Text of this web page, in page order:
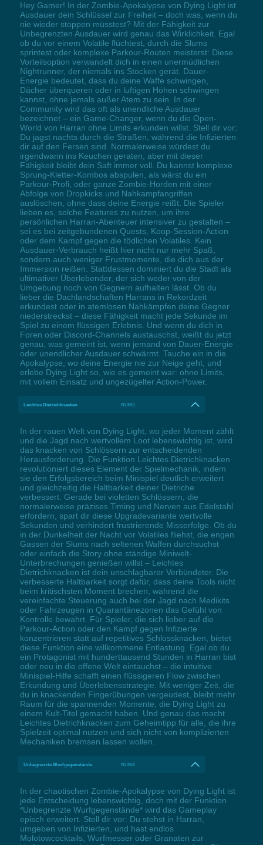
Hey Gamer! In der Zombie-Apokalypse von Dying Light ist
Ausdauer dein Schlüssel zur Freiheit – doch was, wenn du
nie wieder stoppen müsstest? Mit der Fähigkeit zur
Unbegrenzten Ausdauer wird genau das Wirklichkeit. Egal
ob du vor einem Volatile flüchtest, durch die Slums
sprintest oder komplexe Parkour-Routen meisterst: Diese
Vorteilsoption verwandelt dich in einen unermüdlichen
Nightrunner, der niemals ins Stocken gerät. Dauer-
Energie bedeutet, dass du deine Waffe schwingen,
Dächer überqueren oder in luftigen Höhen schwingen
kannst, ohne jemals außer Atem zu sein. In der
Community wird das oft als unendliche Ausdauer
bezeichnet – ein Game-Changer, wenn du die Open-
World von Harran ohne Limits erkunden willst. Stell dir vor:
Du jagst nachts durch die Straßen, während die Infizierten
dir auf den Fersen sind. Normalerweise würdest du
irgendwann ins Keuchen geraten, aber mit dieser
Fähigkeit bleibt dein Saft immer voll. Du kannst komplexe
Sprung-Kletter-Kombos abspulen, als wärst du ein
Parkour-Profi, oder ganze Zombie-Horden mit einer
Abfolge von Dropkicks und Nahkampfangriffen
auslöschen, ohne dass deine Energie reißt. Die Spieler
lieben es, solche Features zu nutzen, um ihre
persönlichen Harran-Abenteuer intensiver zu gestalten –
sei es bei zeitgebundenen Quests, Koop-Session-Action
oder dem Kampf gegen die tödlichen Volatiles. Kein
Ausdauer-Verbrauch heißt hier nicht nur mehr Spaß,
sondern auch weniger Frustmomente, die dich aus der
Immersion reißen. Stattdessen dominiert du die Stadt als
ultimativer Überlebender, der sich weder von der
Umgebung noch von Gegnern aufhalten lässt. Ob du
lieber die Dachlandschaften Harrans in Rekordzeit
erkundest oder in atemlosen Nahkämpfen deine Gegner
niederstreckst – diese Fähigkeit macht jede Sekunde im
Spiel zu einem flüssigen Erlebnis. Und wenn du dich in
Foren oder Discord-Channels austauschst, weißt du jetzt
genau, was gemeint ist, wenn jemand von Dauer-Energie
oder unendlicher Ausdauer schwärmt. Tauche ein in die
Apokalypse, wo deine Energie nie zur Neige geht, und
erlebe Dying Light so, wie es gemeint war: ohne Limits,
mit vollem Einsatz und ungezügelter Action-Power.
Leichtes Dietrichknacken NUM3
In der rauen Welt von Dying Light, wo jeder Moment zählt
und die Jagd nach wertvollem Loot lebenswichtig ist, wird
das knacken von Schlössern zur entscheidenden
Herausforderung. Die Funktion Leichtes Dietrichknacken
revolutioniert dieses Element der Spielmechanik, indem
sie den Erfolgsbereich beim Minispiel deutlich erweitert
und gleichzeitig die Haltbarkeit deiner Dietriche
verbessert. Gerade bei violetten Schlössern, die
normalerweise präzises Timing und Nerven aus Edelstahl
erfordern, spart dir diese Upgradevariante wertvolle
Sekunden und verhindert frustrierende Misserfolge. Ob du
in der Dunkelheit der Nacht vor Volatiles fliehst, die engen
Gassen der Slums nach seltenen Waffen durchsuchst
oder einfach die Story ohne ständige Miniwelt-
Unterbrechungen genießen willst – Leichtes
Dietrichknacken ist dein unschlagbarer Verbündeter. Die
verbesserte Haltbarkeit sorgt dafür, dass deine Tools nicht
beim kritischsten Moment brechen, während die
vereinfachte Steuerung auch bei der Jagd nach Medikits
oder Fahrzeugen in Quarantänezonen das Gefühl von
Kontrolle bewahrt. Für Spieler, die sich lieber auf die
Parkour-Action oder den Kampf gegen Infizierte
konzentrieren statt auf repetitives Schlossknacken, bietet
diese Funktion eine willkommene Entlastung. Egal ob du
ein Protagonist mit hunderttausend Stunden in Harran bist
oder neu in die offene Welt eintauchst – die intuitive
Minispiel-Hilfe schafft einen flüssigeren Flow zwischen
Erkundung und Überlebensstrategie. Mit weniger Zeit, die
du in knackenden Fingerübungen vergeudest, bleibt mehr
Raum für die spannenden Momente, die Dying Light zu
einem Kult-Titel gemacht haben. Und genau das macht
Leichtes Dietrichknacken zum Geheimtipp für alle, die ihre
Spielzeit optimal nutzen und sich nicht von komplizierten
Mechaniken bremsen lassen wollen.
Unbegrenzte Wurfgegenstände NUM4
In der chaotischen Zombie-Apokalypse von Dying Light ist
jede Entscheidung lebenswichtig, doch mit der Funktion
*Unbegrenzte Wurfgegenstände* wird das Gameplay
episch erweitert. Stell dir vor: Du stehst in Harran,
umgeben von Infizierten, und hast endlos
Molotowcocktails, Wurfmesser oder Granaten zur